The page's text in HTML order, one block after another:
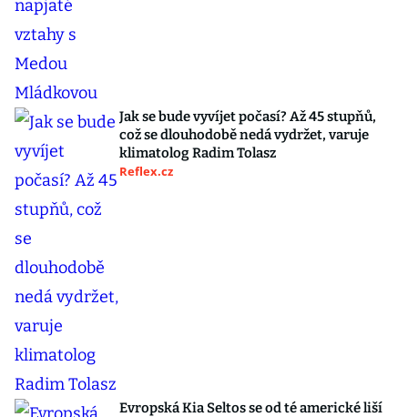
Jak se bude vyvíjet počasí? Až 45 stupňů,
což se dlouhodobě nedá vydržet, varuje
klimatolog Radim Tolasz
Reflex.cz
Evropská Kia Seltos se od té americké liší